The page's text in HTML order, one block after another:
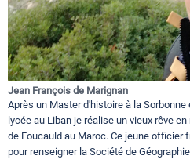
Jean François de Marignan
Après un Master d'histoire à la
lycée au Liban je réalise un vieux rêve
de Foucauld au Maroc. Ce jeune officier
pour renseigner la Société de